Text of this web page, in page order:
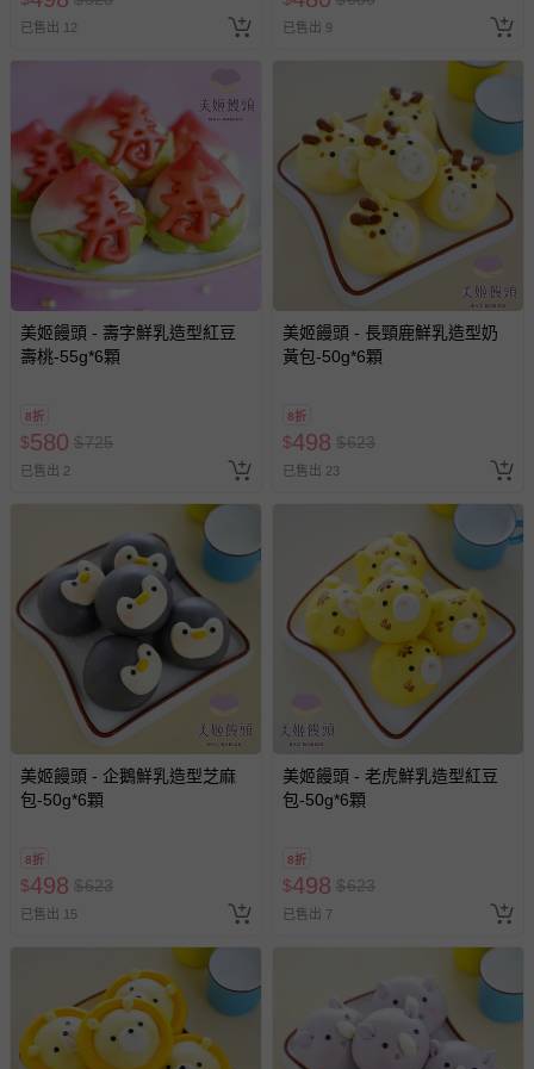
已售出 12 已售出 9
美姬饅頭 - 壽字鮮乳造型紅豆
壽桃-55g*6顆
8折
$580 $725
已售出 2
美姬饅頭 - 長頸鹿鮮乳造型奶
黃包-50g*6顆
8折
$498 $623
已售出 23
美姬饅頭 - 企鵝鮮乳造型芝麻
包-50g*6顆
8折
$498 $623
已售出 15
美姬饅頭 - 老虎鮮乳造型紅豆
包-50g*6顆
8折
$498 $623
已售出 7